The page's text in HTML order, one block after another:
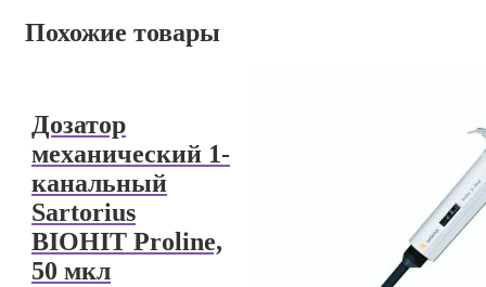
Похожие товары
Дозатор
механический 1-
канальный
Sartorius
BIOHIT Proline,
50 мкл